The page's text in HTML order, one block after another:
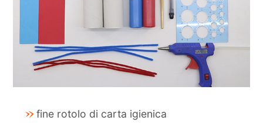
fine rotolo di carta igienica